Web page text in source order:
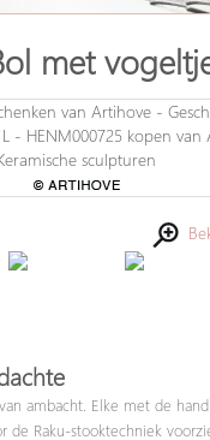
met
ambacht. Elke met de
de Raku-stooktechniek